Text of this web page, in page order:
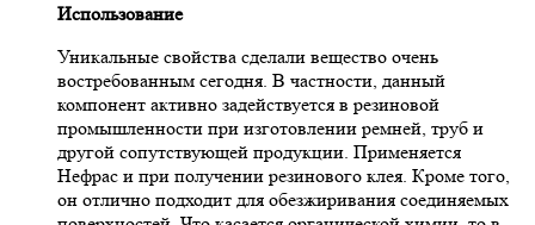
Использование
Уникальные свойства сделали вещество очень
востребованным сегодня. В частности, данный
компонент активно задействуется в резиновой
промышленности при изготовлении ремней, труб и
другой сопутствующей продукции. Применяется
Нефрас и при получении резинового клея. Кроме того,
он отлично подходит для обезжиривания соединяемых